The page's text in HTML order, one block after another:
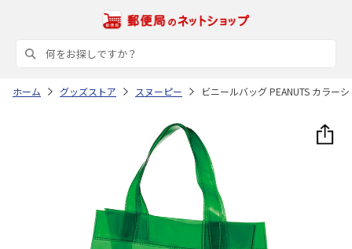
ホーム グッズストア スヌーピー ビニールバッグ PEANUTS カラー